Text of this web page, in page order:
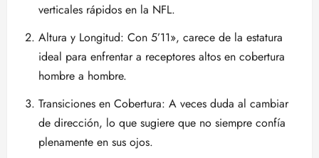
verticales rápidos en la NFL.
Altura y Longitud: Con 5’11», carece de la estatura
ideal para enfrentar a receptores altos en cobertura
hombre a hombre.
Transiciones en Cobertura: A veces duda al cambiar
de dirección, lo que sugiere que no siempre confía
plenamente en sus ojos.